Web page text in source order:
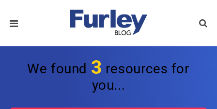
We found 3 resources for
you...